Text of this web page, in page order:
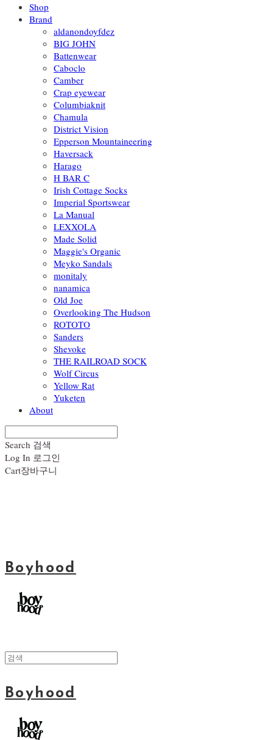
Shop
Brand
aldanondoyfdez
BIG JOHN
Battenwear
Caboclo
Camber
Crap eyewear
Columbiaknit
Chamula
District Vision
Epperson Mountaineering
Haversack
Harago
H BAR C
Irish Cottage Socks
Imperial Sportswear
La Manual
LEXXOLA
Made Solid
Maggie's Organic
Meyko Sandals
monitaly
nanamica
Old Joe
Overlooking The Hudson
ROTOTO
Sanders
Shevoke
THE RAILROAD SOCK
Wolf Circus
Yellow Rat
Yuketen
About
Search 검색
Log In 로그인
Cart장바구니
Boyhood
Boyhood